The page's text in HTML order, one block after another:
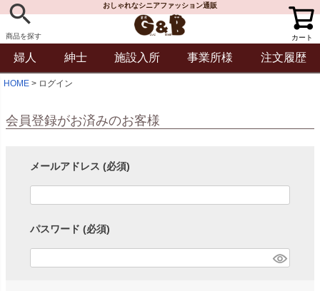
商品を探す
おしゃれなシニアファッション通販
カート
婦人 紳士 施設入所 事業所様 注文履歴
HOME ログイン
会員登録がお済みのお客様
メールアドレス (必須)
パスワード (必須)